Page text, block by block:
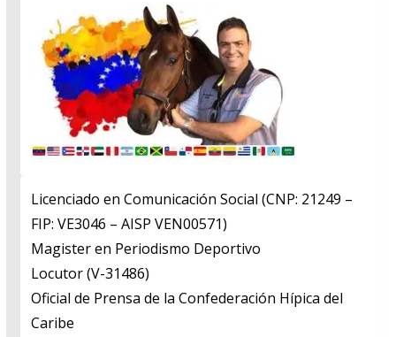
Licenciado en Comunicación Social (CNP: 21249 –
FIP: VE3046 – AISP VEN00571)
​Magister en Periodismo Deportivo
​Locutor (V-31486)
​Oficial de Prensa de la Confederación Hípica del
Caribe